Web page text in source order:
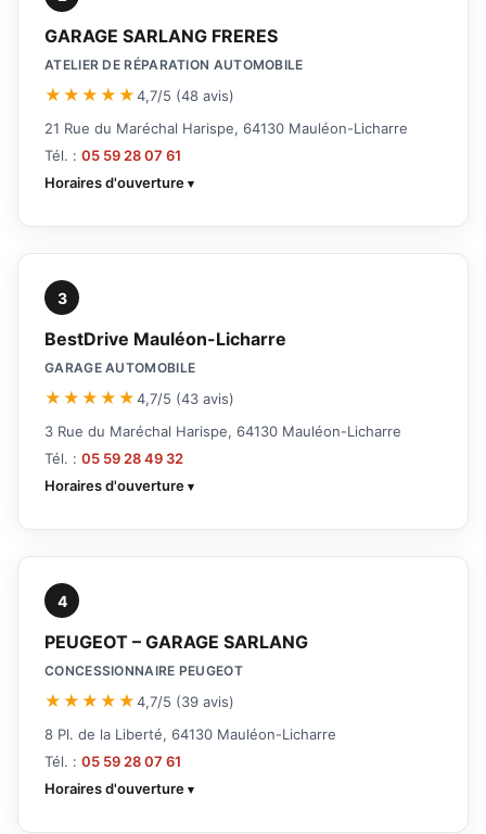
GARAGE SARLANG FRERES
ATELIER DE RÉPARATION AUTOMOBILE
★★★★★4,7/5 (48 avis)
21 Rue du Maréchal Harispe, 64130 Mauléon-Licharre
Tél. : 05 59 28 07 61
Horaires d'ouverture
3
BestDrive Mauléon-Licharre
GARAGE AUTOMOBILE
★★★★★4,7/5 (43 avis)
3 Rue du Maréchal Harispe, 64130 Mauléon-Licharre
Tél. : 05 59 28 49 32
Horaires d'ouverture
4
PEUGEOT – GARAGE SARLANG
CONCESSIONNAIRE PEUGEOT
★★★★★4,7/5 (39 avis)
8 Pl. de la Liberté, 64130 Mauléon-Licharre
Tél. : 05 59 28 07 61
Horaires d'ouverture